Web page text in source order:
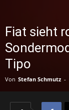
Fiat sieht
Tipo
Von Stefan Schmutz -